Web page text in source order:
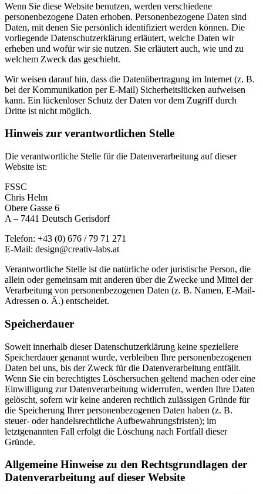
Wenn Sie diese Website benutzen, werden verschiedene
personenbezogene Daten erhoben. Personenbezogene Daten sind
Daten, mit denen Sie persönlich identifiziert werden können. Die
vorliegende Datenschutzerklärung erläutert, welche Daten wir
erheben und wofür wir sie nutzen. Sie erläutert auch, wie und zu
welchem Zweck das geschieht.
Wir weisen darauf hin, dass die Datenübertragung im Internet (z. B.
bei der Kommunikation per E-Mail) Sicherheitslücken aufweisen
kann. Ein lückenloser Schutz der Daten vor dem Zugriff durch
Dritte ist nicht möglich.
Hinweis zur verantwortlichen Stelle
Die verantwortliche Stelle für die Datenverarbeitung auf dieser
Website ist:
FSSC
Chris Helm
Obere Gasse 6
A – 7441 Deutsch Gerisdorf
Telefon: +43 (0) 676 / 79 71 271
E-Mail: design@creativ-labs.at
Verantwortliche Stelle ist die natürliche oder juristische Person, die
allein oder gemeinsam mit anderen über die Zwecke und Mittel der
Verarbeitung von personenbezogenen Daten (z. B. Namen, E-Mail-
Adressen o. Ä.) entscheidet.
Speicherdauer
Soweit innerhalb dieser Datenschutzerklärung keine speziellere
Speicherdauer genannt wurde, verbleiben Ihre personenbezogenen
Daten bei uns, bis der Zweck für die Datenverarbeitung entfällt.
Wenn Sie ein berechtigtes Löschersuchen geltend machen oder eine
Einwilligung zur Datenverarbeitung widerrufen, werden Ihre Daten
gelöscht, sofern wir keine anderen rechtlich zulässigen Gründe für
die Speicherung Ihrer personenbezogenen Daten haben (z. B.
steuer- oder handelsrechtliche Aufbewahrungsfristen); im
letztgenannten Fall erfolgt die Löschung nach Fortfall dieser
Gründe.
Allgemeine Hinweise zu den Rechtsgrundlagen der
Datenverarbeitung auf dieser Website